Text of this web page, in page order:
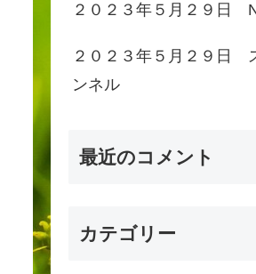
２０２３年５月２９日
２０２３年５月２９日
ンネル
最近のコメント
カテゴリー